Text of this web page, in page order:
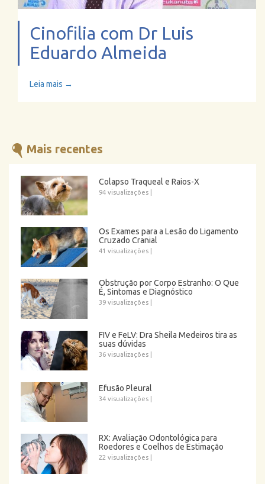
Cinofilia com Dr Luis
Eduardo Almeida
Leia mais →
Mais recentes
Colapso Traqueal e Raios-X
94 visualizações
Os Exames para a Lesão do Ligamento
Cruzado Cranial
41 visualizações
Obstrução por Corpo Estranho: O Que
É, Sintomas e Diagnóstico
39 visualizações
FIV e FeLV: Dra Sheila Medeiros tira as
suas dúvidas
36 visualizações
Efusão Pleural
34 visualizações
RX: Avaliação Odontológica para
Roedores e Coelhos de Estimação
22 visualizações